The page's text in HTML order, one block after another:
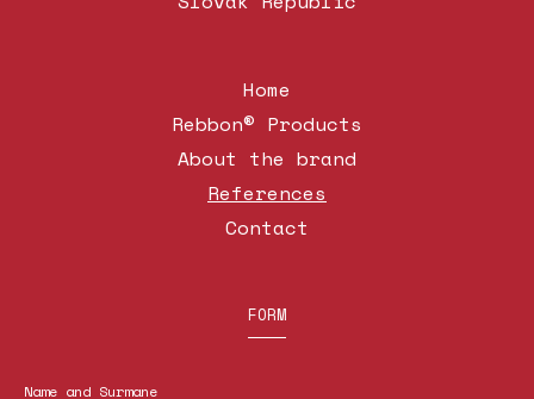
Home
Rebbon® Products
About the brand
References
Contact
FORM